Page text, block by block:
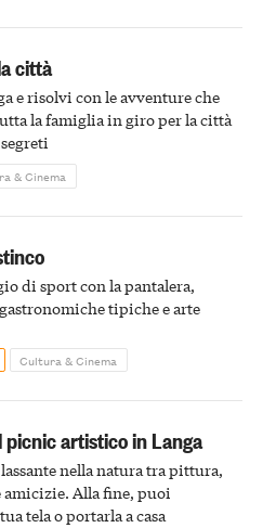
città
e risolvi con le avventure che
la famiglia in giro per la città
& Cinema
di sport con la pantalera,
tipiche e arte
Cultura & Cinema
picnic artistico in Langa
nella natura tra pittura,
amicizie. Alla fine, puoi
tela o portarla a casa